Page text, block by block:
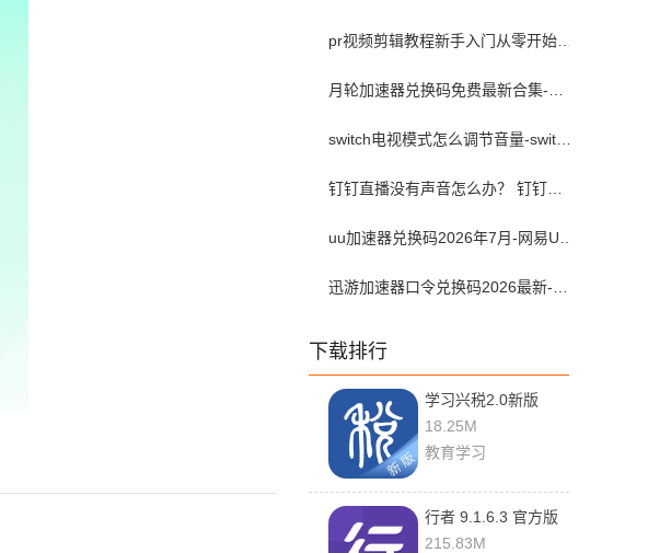
下载排行
学习兴税2.0新版
2.0.3 官方版
18.25M
教育学习
行者 9.1.6.3 官方版
215.83M